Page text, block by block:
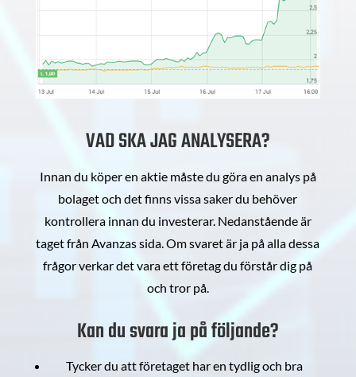
VAD SKA JAG ANALYSERA?
Innan du köper en aktie måste du göra en analys på
bolaget och det finns vissa saker du behöver
kontrollera innan du investerar. Nedanstående är
taget från Avanzas sida. Om svaret är ja på alla dessa
frågor verkar det vara ett företag du förstår dig på
och tror på.
Kan du svara ja på följande?
Tycker du att företaget har en tydlig och bra